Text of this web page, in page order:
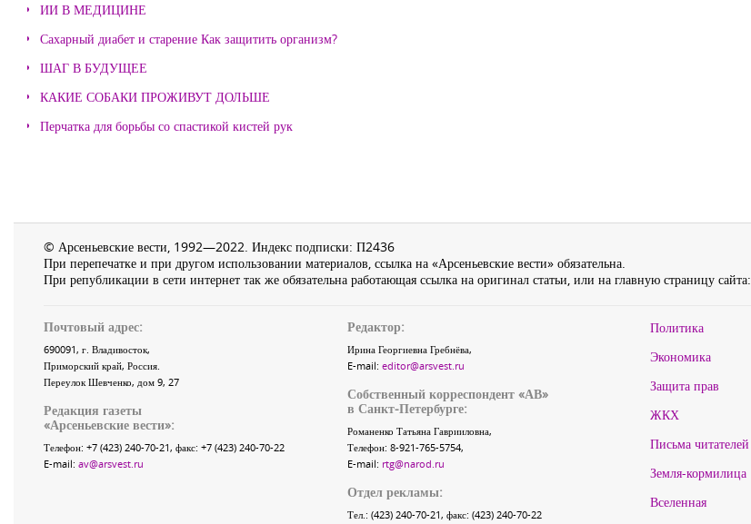
ИИ В МЕДИЦИНЕ
Сахарный диабет и старение Как защитить организм?
ШАГ В БУДУЩЕЕ
КАКИЕ СОБАКИ ПРОЖИВУТ ДОЛЬШЕ
Перчатка для борьбы со спастикой кистей рук
© Арсеньевские вести, 1992—2022. Индекс подписки: П2436
При перепечатке и при другом использовании материалов, ссылка на «Арсеньевские вести» обязательна.
При републикации в сети интернет так же обязательна работающая ссылка на оригинал статьи, или на главную страницу сайта:
Почтовый адрес:
690091, г. Владивосток,
Приморский край, Россия.
Переулок Шевченко, дом 9, 27
Редакция газеты
«Арсеньевские вести»:
Телефон: +7 (423) 240-70-21, факс: +7 (423) 240-70-22
E-mail: av@arsvest.ru
Редактор:
Ирина Георгиевна Гребнёва,
E-mail: editor@arsvest.ru
Собственный корреспондент «АВ»
в Санкт-Петербурге:
Романенко Татьяна Гаврииловна,
Телефон: 8-921-765-5754,
E-mail: rtg@narod.ru
Отдел рекламы:
Тел.: (423) 240-70-21, факс: (423) 240-70-22
Политика
Экономика
Защита прав
ЖКХ
Письма читателей
Земля-кормилица
Вселенная